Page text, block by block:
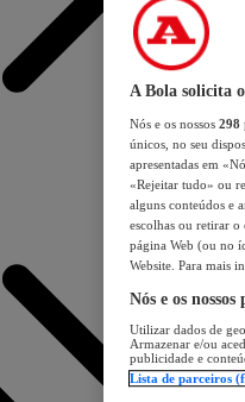
A Bola solicita
Nós e os nossos 298
únicos, no seu
apresentadas em
«Rejeitar tudo» ou
alguns conteúdos e
escolhas ou retirar
página Web (ou no
Website. Para mais
Nós e os
Utilizar dados de
Armazenar e/ou
publicidade e
Lista de parceiros